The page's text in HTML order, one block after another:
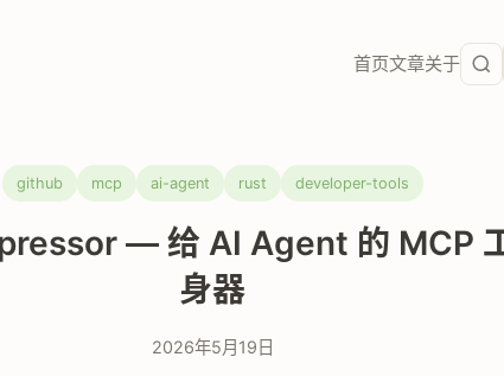
首页文章关于
github mcp ai-agent rust developer-tools
— 给 AI Agent 的 MCP
身器
2026年5月19日